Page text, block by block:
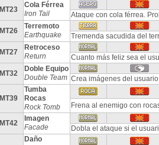
MT23
Cola Férrea
Iron Tail
Ataque con cola férrea.
MT26
Terremoto
Earthquake
Tremenda sacudida del
MT27
Retroceso
Return
Cuanto más feliz sea el
MT32
Doble Equipo
Double Team Crea imágenes del
MT39
Tumba
Rocas
Rock Tomb
Frena al enemigo con
MT42
Imagen
Facade
Dobla el ataque si el
Daño